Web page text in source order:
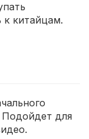
китайцам.
Подойдет для